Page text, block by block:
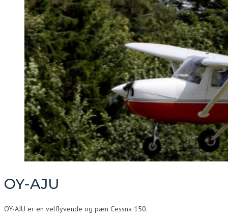
OY-AJU
OY-AJU er en velflyvende og pæn Cessna 150.